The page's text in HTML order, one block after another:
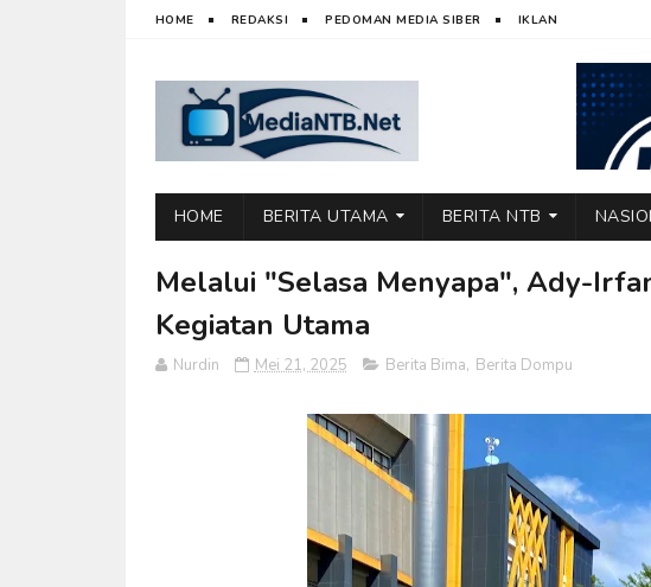
HOME REDAKSI PEDOMAN MEDIA SIBER IKLAN
HOME BERITA UTAMA BERITA NTB
Melalui "Selasa Menyapa", Ady-
Kegiatan Utama
Nurdin Mei 21, 2025 Berita Bima, Berita Dompu